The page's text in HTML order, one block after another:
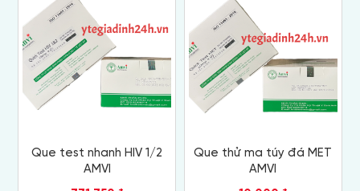
Que test nhanh HIV 1/2
AMVI
Que thử ma túy đá MET
AMVI